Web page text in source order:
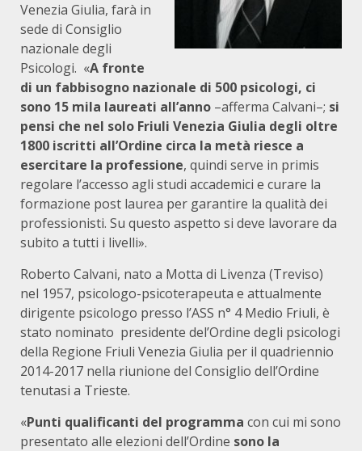
Venezia Giulia, farà in
sede di Consiglio
nazionale degli
Psicologi. «A fronte
di un fabbisogno nazionale di 500 psicologi, ci
sono 15 mila laureati all’anno –afferma Calvani–; si
pensi che nel solo Friuli Venezia Giulia degli oltre
1800 iscritti all’Ordine circa la metà riesce a
esercitare la professione, quindi serve in primis
regolare l’accesso agli studi accademici e curare la
formazione post laurea per garantire la qualità dei
professionisti. Su questo aspetto si deve lavorare da
subito a tutti i livelli».
Roberto Calvani, nato a Motta di Livenza (Treviso)
nel 1957, psicologo-psicoterapeuta e attualmente
dirigente psicologo presso l’ASS n° 4 Medio Friuli, è
stato nominato presidente del’Ordine degli psicologi
della Regione Friuli Venezia Giulia per il quadriennio
2014-2017 nella riunione del Consiglio dell’Ordine
tenutasi a Trieste.
«Punti qualificanti del programma con cui mi sono
presentato alle elezioni dell’Ordine sono la